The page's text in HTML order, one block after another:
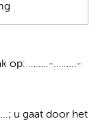
op: ……..-….…..-
u gaat door het